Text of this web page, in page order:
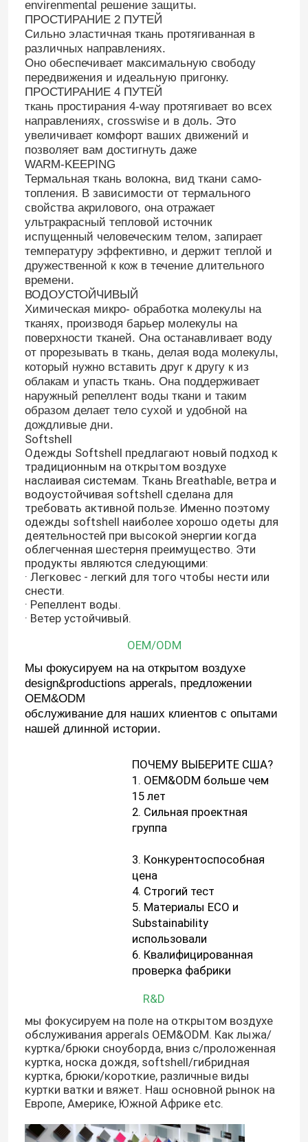
Путешествие фабрики
Куртки лыжи спорт
Спорт идут дождь куртки
Спорт вниз с курток
envirenmental решение защиты.
ПРОСТИРАНИЕ 2 ПУТЕЙ
Сильно эластичная ткань протягиванная в
различных направлениях.
Оно обеспечивает максимальную свободу
передвижения и идеальную пригонку.
ПРОСТИРАНИЕ 4 ПУТЕЙ
ткань простирания 4-way протягивает во всех
направлениях, crosswise и в доль. Это
увеличивает комфорт ваших движений и
позволяет вам достигнуть даже
WARM-KEEPING
Термальная ткань волокна, вид ткани само-
топления. В зависимости от термального
свойства акрилового, она отражает
ультракрасный тепловой источник
испущенный человеческим телом, запирает
температуру эффективно, и держит теплой и
дружественной к кож в течение длительного
времени.
ВОДОУСТОЙЧИВЫЙ
Химическая микро- обработка молекулы на
тканях, производя барьер молекулы на
поверхности тканей. Она останавливает воду
от прорезывать в ткань, делая вода молекулы,
который нужно вставить друг к другу к из
облакам и упасть ткань. Она поддерживает
наружный репеллент воды ткани и таким
образом делает тело сухой и удобной на
дождливые дни.
Softshell
Одежды Softshell предлагают новый подход к
традиционным на открытом воздухе
наслаивая системам. Ткань Breathable, ветра и
водоустойчивая softshell сделана для
требовать активной пользе. Именно поэтому
одежды softshell наиболее хорошо одеты для
деятельностей при высокой энергии когда
облегченная шестерня преимущество. Эти
продукты являются следующими:
· Легковес - легкий для того чтобы нести или
снести.
· Репеллент воды.
· Ветер устойчивый.
OEM/ODM
Мы фокусируем на на открытом воздухе
design&productions apperals, предложении
OEM&ODM
обслуживание для наших клиентов с опытами
нашей длинной истории.
ПОЧЕМУ ВЫБЕРИТЕ США?
1. OEM&ODM больше чем
15 лет
2. Сильная проектная
группа
3. Конкурентоспособная
цена
4. Строгий тест
5. Материалы ECO и
Substainability
использовали
6. Квалифицированная
проверка фабрики
R&D
мы фокусируем на поле на открытом воздухе
обслуживания apperals OEM&ODM. Как лыжа/
куртка/брюки сноуборда, вниз с/проложенная
куртка, носка дождя, softshell/гибридная
куртка, брюки/короткие, различные виды
куртки ватки и вяжет. Наш основной рынок на
Европе, Америке, Южной Африке etc.